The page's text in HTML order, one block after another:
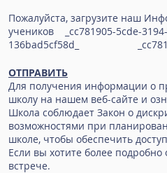
Пожалуйста, загрузите наш
учеников _cc781905-5cde-
136bad5cf58d_ _cc781905-
ОТПРАВИТЬ
Для получения информации о
школу на нашем веб-сайте и
Школа соблюдает Закон о
возможностями при
школе, чтобы обеспечить
Если вы хотите более подробно
встрече.